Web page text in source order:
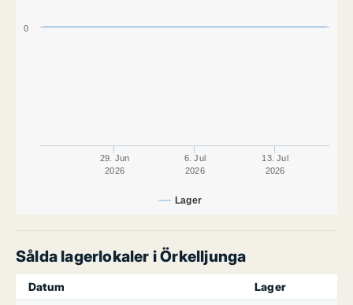
Lager
29. Jun
2026
6. Jul
2026
13. Jul
2026
0
Sålda lagerlokaler i Örkelljunga
Datum
Lager